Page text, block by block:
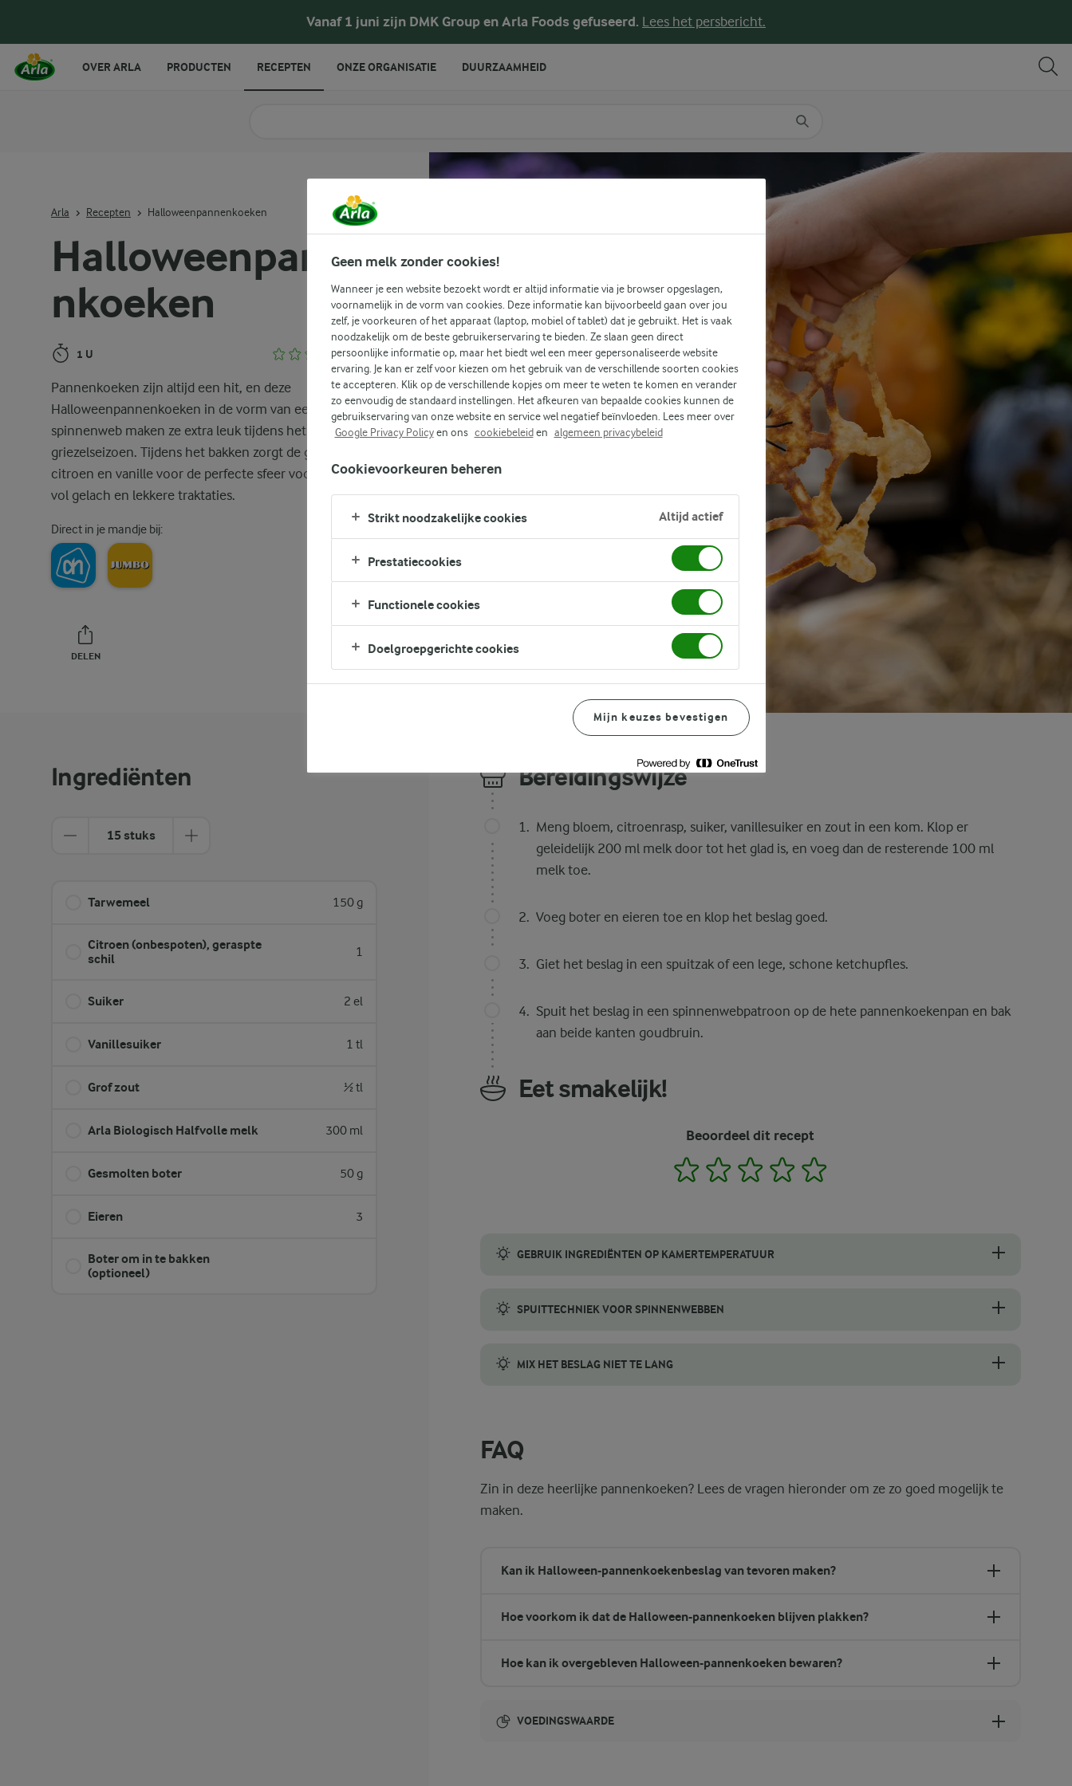
Vanaf 1 juni zijn DMK Group en Arla Foods gefuseerd. Lees het persbericht.
Halloweenpanne
nkoeken
1 U (0)
Pannenkoeken zijn altijd een hit, en deze
Halloweenpannenkoeken in de vorm van een
spinnenweb maken ze extra leuk tijdens het
griezelseizoen. Tijdens het bakken zorgt de geur van
citroen en vanille voor de perfecte sfeer voor een dag
vol gelach en lekkere traktaties.
Direct in je mandje bij:
DELEN
Arla Recepten Halloweenpannenkoeken
Ingrediënten
15 stuks
Tarwemeel 150 g
Citroen (onbespoten), geraspte
schil
1
Suiker 2 el
Vanillesuiker 1 tl
Grof zout ½ tl
Arla Biologisch Halfvolle melk 300 ml
Gesmolten boter 50 g
Eieren 3
Boter om in te bakken
(optioneel)
Bereidingswijze
Meng bloem, citroenrasp, suiker, vanillesuiker en zout in een kom. Klop er
geleidelijk 200 ml melk door tot het glad is, en voeg dan de resterende 100 ml
melk toe.
Voeg boter en eieren toe en klop het beslag goed.
Giet het beslag in een spuitzak of een lege, schone ketchupfles.
Spuit het beslag in een spinnenwebpatroon op de hete pannenkoekenpan en bak
aan beide kanten goudbruin.
Eet smakelijk!
Beoordeel dit recept
1 2 3 4
GEBRUIK INGREDIËNTEN OP KAMERTEMPERATUUR
SPUITTECHNIEK VOOR SPINNENWEBBEN
MIX HET BESLAG NIET TE LANG
FAQ
Zin in deze heerlijke pannenkoeken? Lees de vragen hieronder om ze zo goed mogelijk te
maken.
Kan ik Halloween-pannenkoekenbeslag van tevoren maken?
Hoe voorkom ik dat de Halloween-pannenkoeken blijven plakken?
Hoe kan ik overgebleven Halloween-pannenkoeken bewaren?
VOEDINGSWAARDE
OVER ARLA PRODUCTEN RECEPTEN ONZE ORGANISATIE DUURZAAMHEID
Geen melk zonder cookies!
Wanneer je een website bezoekt wordt er altijd informatie via je browser opgeslagen,
voornamelijk in de vorm van cookies. Deze informatie kan bijvoorbeeld gaan over jou
zelf, je voorkeuren of het apparaat (laptop, mobiel of tablet) dat je gebruikt. Het is vaak
noodzakelijk om de beste gebruikerservaring te bieden. Ze slaan geen direct
persoonlijke informatie op, maar het biedt wel een meer gepersonaliseerde website
ervaring. Je kan er zelf voor kiezen om het gebruik van de verschillende soorten cookies
te accepteren. Klik op de verschillende kopjes om meer te weten te komen en verander
zo eenvoudig de standaard instellingen. Het afkeuren van bepaalde cookies kunnen de
gebruikservaring van onze website en service wel negatief beïnvloeden. Lees meer over
Google Privacy Policyen ons cookiebeleiden algemeen privacybeleid
Cookievoorkeuren beheren
Strikt noodzakelijke cookies Altijd actief
Prestatiecookies
Functionele cookies
Doelgroepgerichte cookies
Mijn keuzes bevestigen